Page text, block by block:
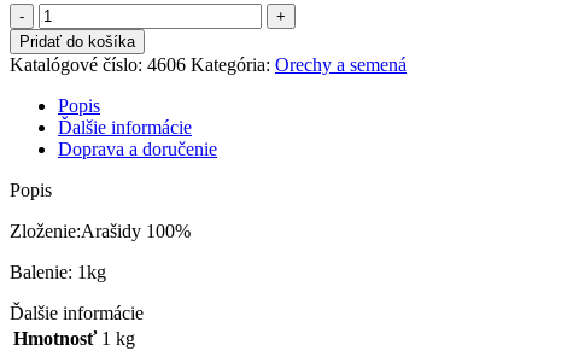
množstvo
DETAL
Orechy
arašidové
1kg
Pridať do košíka
Katalógové číslo: 4606 Kategória: Orechy a semená
Popis
Ďalšie informácie
Doprava a doručenie
Popis
Zloženie:Arašidy 100%
Balenie: 1kg
Ďalšie informácie
Hmotnosť 1 kg